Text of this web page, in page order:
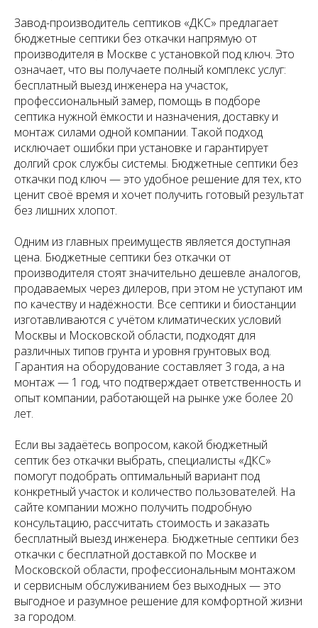
Завод-производитель септиков «ДКС» предлагает
бюджетные септики без откачки напрямую от
производителя в Москве с установкой под ключ. Это
означает, что вы получаете полный комплекс услуг:
бесплатный выезд инженера на участок,
профессиональный замер, помощь в подборе
септика нужной ёмкости и назначения, доставку и
монтаж силами одной компании. Такой подход
исключает ошибки при установке и гарантирует
долгий срок службы системы. Бюджетные септики без
откачки под ключ — это удобное решение для тех, кто
ценит своё время и хочет получить готовый результат
без лишних хлопот.
Одним из главных преимуществ является доступная
цена. Бюджетные септики без откачки от
производителя стоят значительно дешевле аналогов,
продаваемых через дилеров, при этом не уступают им
по качеству и надёжности. Все септики и биостанции
изготавливаются с учётом климатических условий
Москвы и Московской области, подходят для
различных типов грунта и уровня грунтовых вод.
Гарантия на оборудование составляет 3 года, а на
монтаж — 1 год, что подтверждает ответственность и
опыт компании, работающей на рынке уже более 20
лет.
Если вы задаётесь вопросом, какой бюджетный
септик без откачки выбрать, специалисты «ДКС»
помогут подобрать оптимальный вариант под
конкретный участок и количество пользователей. На
сайте компании можно получить подробную
консультацию, рассчитать стоимость и заказать
бесплатный выезд инженера. Бюджетные септики без
откачки с бесплатной доставкой по Москве и
Московской области, профессиональным монтажом
и сервисным обслуживанием без выходных — это
выгодное и разумное решение для комфортной жизни
за городом.